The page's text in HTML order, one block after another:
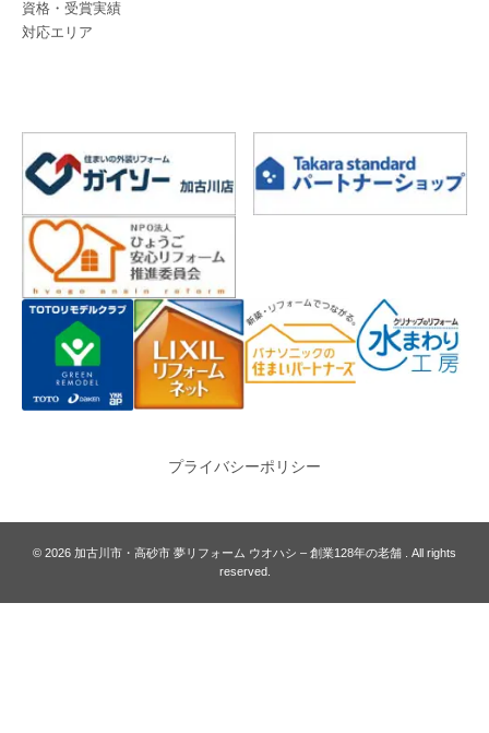
資格・受賞実績
対応エリア
プライバシーポリシー
© 2026 加古川市・高砂市 夢リフォーム ウオハシ – 創業128年の老舗
. All rights
reserved.